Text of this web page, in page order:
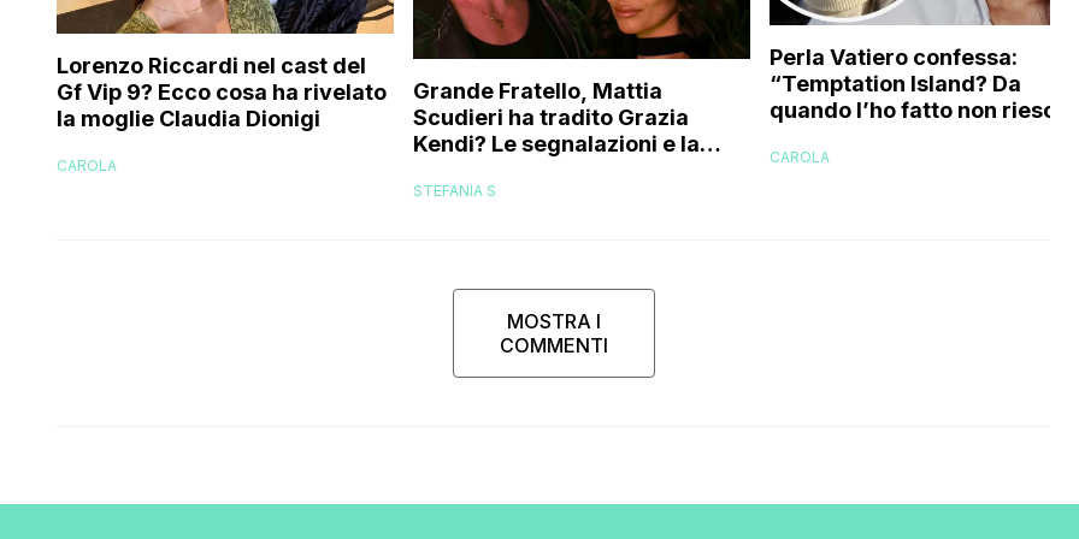
Lorenzo Riccardi nel cast del
Gf Vip 9? Ecco cosa ha rivelato
la moglie Claudia Dionigi
CAROLA
Grande Fratello, Mattia
Scudieri ha tradito Grazia
Kendi? Le segnalazioni e la
STEFANIA S
Perla Vatiero confessa:
“Temptation Island? Da
quando l’ho fatto non riesco
CAROLA
MOSTRA I
COMMENTI